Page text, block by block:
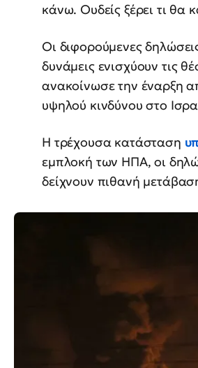
κάνω. Ουδείς ξέρει τι θα
Οι διφορούμενες
δυνάμεις ενισχύουν τις
ανακοίνωσε την έναρξη
υψηλού κινδύνου στο
Η τρέχουσα κατάσταση
εμπλοκή των ΗΠΑ, οι
δείχνουν πιθανή